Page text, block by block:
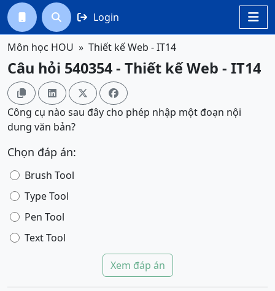

  Login
Môn học HOU Thiết kế Web - IT14
Câu hỏi 540354 - Thiết kế Web - IT14
   
Công cụ nào sau đây cho phép nhập một đoạn nội
dung văn bản?
Chọn đáp án:
Brush Tool
Type Tool
Pen Tool
Text Tool
Xem đáp án